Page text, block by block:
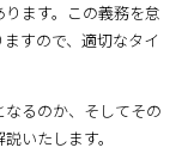
ます。この義務を怠
すので、適切なタイ
るのか、そしてその
いたします。